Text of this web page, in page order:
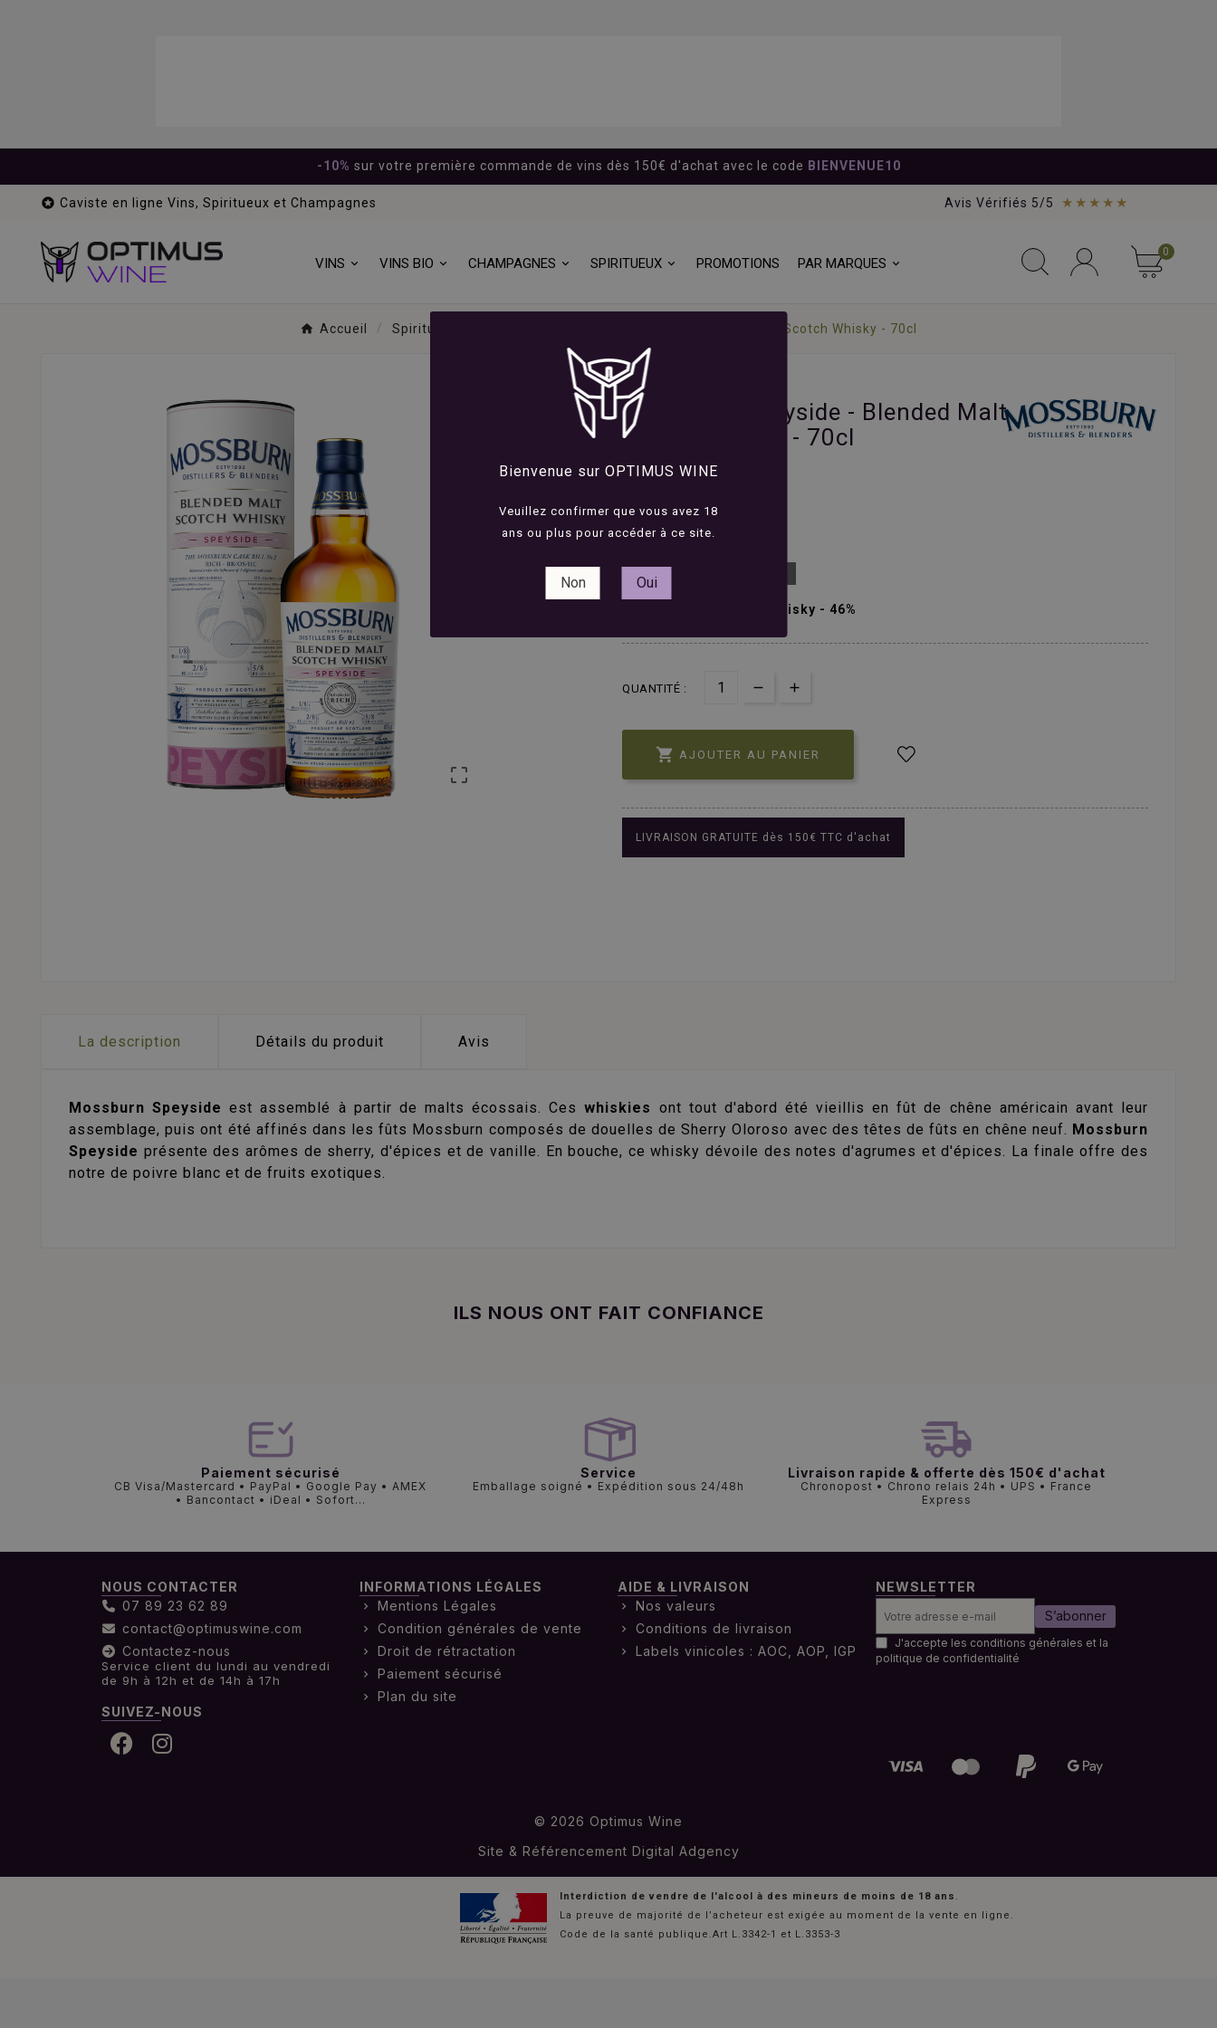
Bienvenue sur OPTIMUS WINE
Veuillez confirmer que vous avez 18
ans ou plus pour accéder à ce site.
Non Oui
-10% sur votre première commande de vins dès 150€ d'achat avec le code BIENVENUE10
 Caviste en ligne Vins, Spiritueux et Champagnes Avis Vérifiés 5/5 ★★★★★
VINS VINS BIO CHAMPAGNES SPIRITUEUX PROMOTIONS PAR MARQUES
0
Accueil Spiritueux Mossburn Speyside - Blended Malt Scotch Whisky - 70cl

Mossburn Speyside - Blended Malt
Scotch Whisky - 70cl
38,00 €
Derniers articles en stock
Blended Malt Scotch Whisky - 46%
QUANTITÉ :
 AJOUTER AU PANIER
LIVRAISON GRATUITE dès 150€ TTC d'achat
La description Détails du produit Avis
Mossburn Speyside est assemblé à partir de malts écossais. Ceswhiskies ont tout d'abord été vieillis en fût de chêne américain avant leur
assemblage, puis ont été affinés dans les fûts Mossburn composés de douelles de Sherry Oloroso avec des têtes de fûts en chêne neuf. Mossburn
Speyside présente des arômes de sherry, d'épices et de vanille. En bouche, ce whisky dévoile des notes d'agrumes et d'épices. La finale offre des
notre de poivre blanc et de fruits exotiques.
ILS NOUS ONT FAIT CONFIANCE
Paiement sécurisé
CB Visa/Mastercard • PayPal • Google Pay • AMEX
• Bancontact • iDeal • Sofort...
Service
Emballage soigné • Expédition sous 24/48h
Livraison rapide & offerte dès 150€ d'achat
Chronopost • Chrono relais 24h • UPS • France
Express
NOUS CONTACTER
07 89 23 62 89
contact@optimuswine.com
Contactez-nous
Service client du lundi au vendredi
de 9h à 12h et de 14h à 17h
SUIVEZ-NOUS
INFORMATIONS LÉGALES
Mentions Légales
Condition générales de vente
Droit de rétractation
Paiement sécurisé
Plan du site
AIDE & LIVRAISON
Nos valeurs
Conditions de livraison
Labels vinicoles : AOC, AOP, IGP
NEWSLETTER
S’abonner
J'accepte les conditions générales et la
politique de confidentialité
© 2026 Optimus Wine
Site & Référencement Digital Adgency
Interdiction de vendre de l'alcool à des mineurs de moins de 18 ans .
La preuve de majorité de l’acheteur est exigée au moment de la vente en ligne.
Code de la santé publique.Art L.3342-1 et L.3353-3